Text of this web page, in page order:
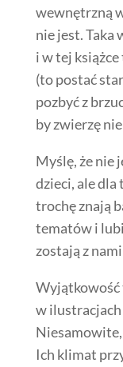
wewnętrzną
nie jest. Taka
i w tej książce
(to postać
pozbyć z
by zwierzę
Myślę, że nie
dzieci, ale
trochę znają
tematów i
zostają z
w ilustracjach
Ich klimat